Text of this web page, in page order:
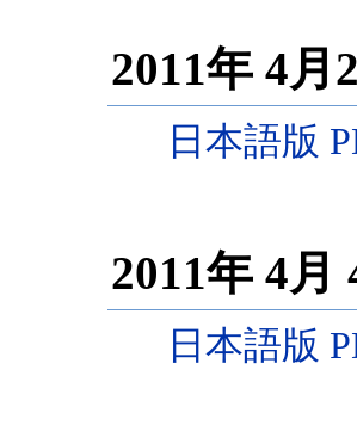
2011年 4月
日本語版
2011年 4月
日本語版